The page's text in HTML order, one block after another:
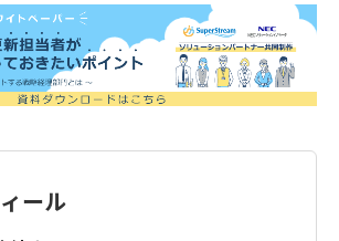
達2-1-1の11）を満たした場合には、
除することが認められています。
て、一定の要件を満たすことができ
で認識時期のずれは生じません。
準では、自社ポイントを付与した
来利用されるであろうポイント見込
り、収益から控除します。法人税
に区分して管理するなどの一定の
、収益認識基準と同様の処理が認
ール